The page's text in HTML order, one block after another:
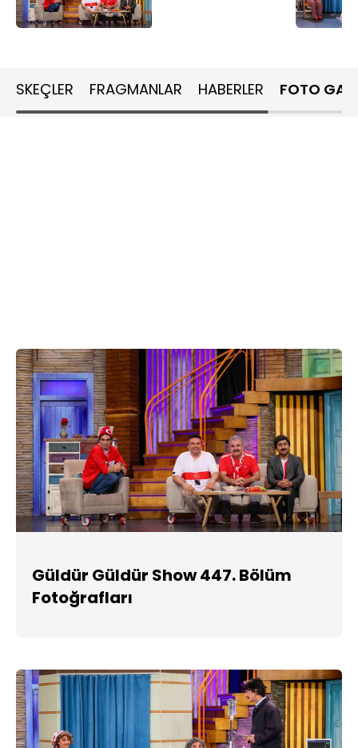
SKEÇLER FRAGMANLAR HABERLER FOTO
Güldür Güldür Show 447. Bölüm
Fotoğrafları